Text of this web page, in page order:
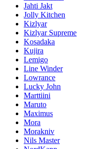
Jahti Jakt
Jolly Kitchen
Kizlyar
Kizlyar Supreme
Kosadaka
Kujira
Lemigo
Line Winder
Lowrance
Lucky John
Marttiini
Maruto
Maximus
Mora
Morakniv
Nils Master